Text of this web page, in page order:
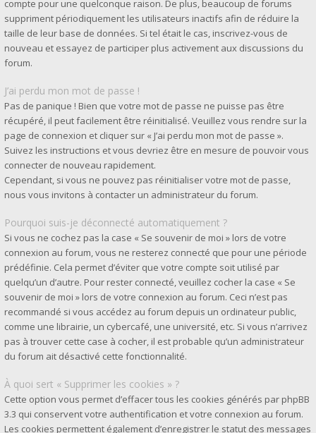
compte pour une quelconque raison. De plus, beaucoup de forums
suppriment périodiquement les utilisateurs inactifs afin de réduire la
taille de leur base de données. Si tel était le cas, inscrivez-vous de
nouveau et essayez de participer plus activement aux discussions du
forum.
J’ai perdu mon mot de passe !
Pas de panique ! Bien que votre mot de passe ne puisse pas être
récupéré, il peut facilement être réinitialisé. Veuillez vous rendre sur la
page de connexion et cliquer sur « J’ai perdu mon mot de passe ».
Suivez les instructions et vous devriez être en mesure de pouvoir vous
connecter de nouveau rapidement.
Cependant, si vous ne pouvez pas réinitialiser votre mot de passe,
nous vous invitons à contacter un administrateur du forum.
Pourquoi suis-je déconnecté automatiquement ?
Si vous ne cochez pas la case « Se souvenir de moi » lors de votre
connexion au forum, vous ne resterez connecté que pour une période
prédéfinie. Cela permet d’éviter que votre compte soit utilisé par
quelqu’un d’autre. Pour rester connecté, veuillez cocher la case « Se
souvenir de moi » lors de votre connexion au forum. Ceci n’est pas
recommandé si vous accédez au forum depuis un ordinateur public,
comme une librairie, un cybercafé, une université, etc. Si vous n’arrivez
pas à trouver cette case à cocher, il est probable qu’un administrateur
du forum ait désactivé cette fonctionnalité.
À quoi sert « Supprimer les cookies » ?
Cette option vous permet d’effacer tous les cookies générés par phpBB
3.3 qui conservent votre authentification et votre connexion au forum.
Les cookies permettent également d’enregistrer le statut des messages